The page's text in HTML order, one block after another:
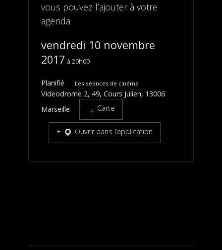
vous pouvez l’ajouter à votre
agenda
vendredi 10 novembre
2017
20h00
Planifié Les séances de cinéma
Videodrome 2, 49, Cours Julien, 13006
Marseille
Carte
Ouvrir dans l’application